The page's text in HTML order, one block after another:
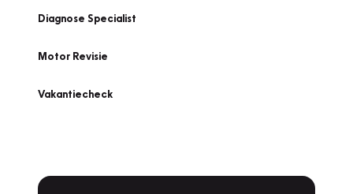
Diagnose Specialist
Motor Revisie
Vakantiecheck